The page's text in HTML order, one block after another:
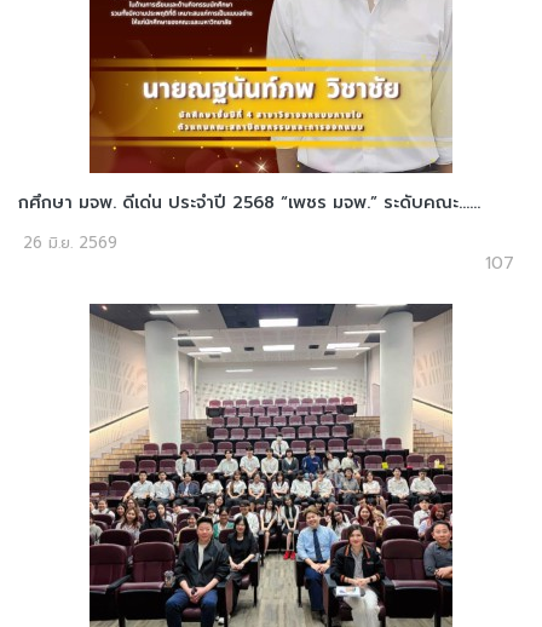
กศึกษา มจพ. ดีเด่น ประจำปี 2568 “เพชร มจพ.” ระดับคณะ......
26 มิ.ย. 2569
107